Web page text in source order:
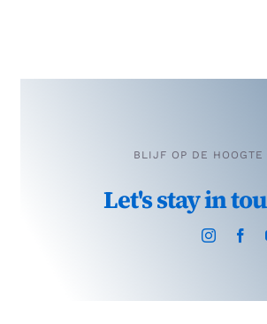
BLIJF OP DE HOOGTE